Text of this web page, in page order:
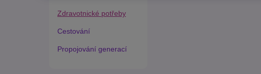
Zdravotnické potřeby
Cestování
Propojování generací